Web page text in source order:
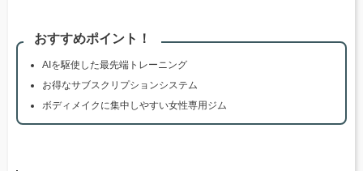
おすすめポイント！
AIを駆使した最先端トレーニング
お得なサブスクリプションシステム
ボディメイクに集中しやすい女性専用ジム